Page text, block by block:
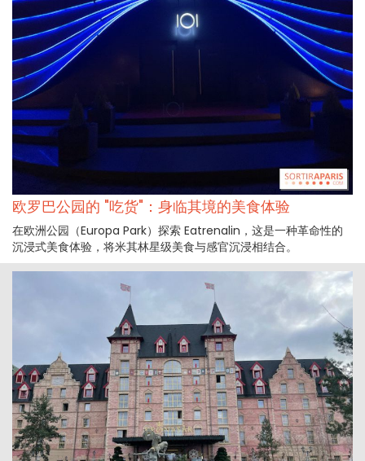
欧罗巴公园的 "吃货"：身临其境的美食体验
在欧洲公园（Europa Park）探索 Eatrenalin，这是一种革命性的
沉浸式美食体验，将米其林星级美食与感官沉浸相结合。